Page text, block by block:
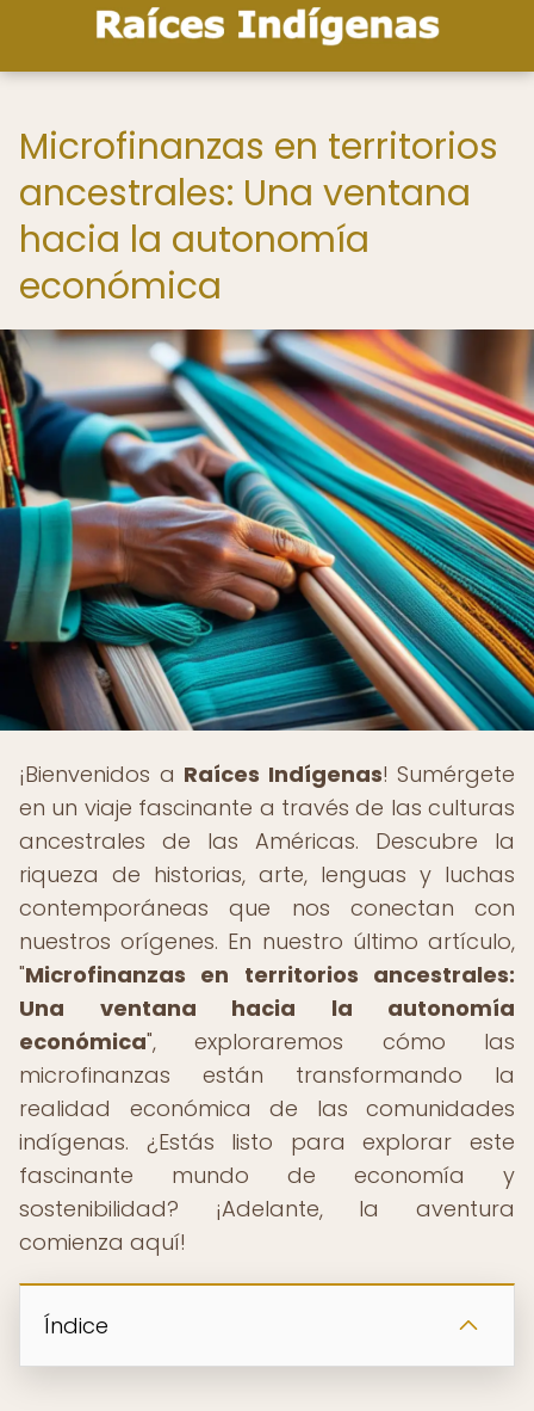
Microfinanzas en territorios
ancestrales: Una ventana
hacia la autonomía
económica
¡Bienvenidos a Raíces Indígenas! Sumérgete
en un viaje fascinante a través de las culturas
ancestrales de las Américas. Descubre la
riqueza de historias, arte, lenguas y luchas
contemporáneas que nos conectan con
nuestros orígenes. En nuestro último artículo,
"Microfinanzas en territorios ancestrales:
Una ventana hacia la autonomía
económica", exploraremos cómo las
microfinanzas están transformando la
realidad económica de las comunidades
indígenas. ¿Estás listo para explorar este
fascinante mundo de economía y
sostenibilidad? ¡Adelante, la aventura
comienza aquí!
Índice